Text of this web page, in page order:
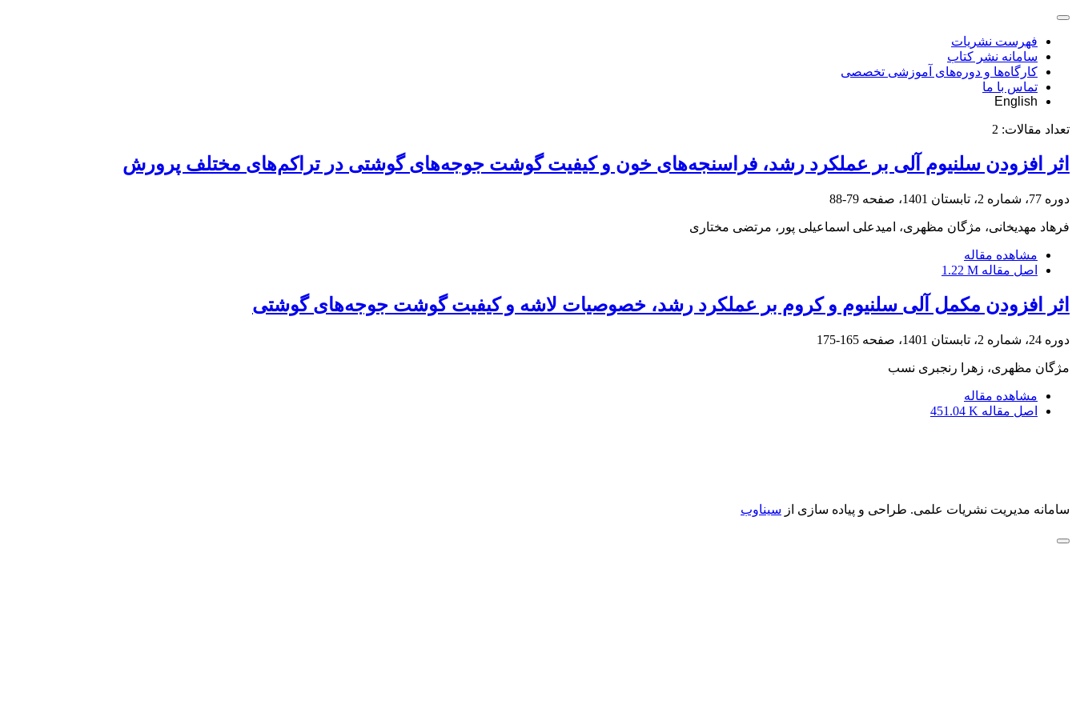
فهرست نشریات
سامانه نشر کتاب
کارگاه‌ها و دوره‌های آموزشی تخصصی
تماس با ما
English
تعداد مقالات: 2
اثر افزودن سلنیوم آلی بر عملکرد رشد، فراسنجه‌های خون و کیفیت گوشت جوجه‌های گوشتی در تراکم‌های مختلف پرورش
دوره 77، شماره 2، تابستان 1401، صفحه 79-88
فرهاد مهدیخانی، مژگان مظهری، امیدعلی اسماعیلی پور، مرتضی مختاری
مشاهده مقاله
اصل مقاله 1.22 M
اثر افزودن مکمل آلی سلنیوم و کروم‌ بر عملکرد رشد، خصوصیات لاشه و کیفیت گوشت جوجه‌های گوشتی
دوره 24، شماره 2، تابستان 1401، صفحه 165-175
مژگان مظهری، زهرا رنجبری نسب
مشاهده مقاله
اصل مقاله 451.04 K
سامانه مدیریت نشریات علمی. طراحی و پیاده سازی از سیناوب